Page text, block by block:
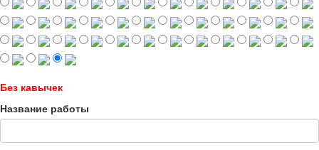
Без кавычек
Название работы